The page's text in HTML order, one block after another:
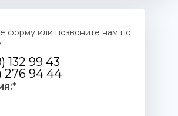
форму или позвоните нам по
132 99 43
276 94 44